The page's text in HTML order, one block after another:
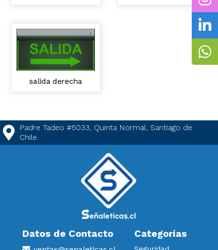
salida derecha
Padre Tadeo #5033, Quinta Normal, Santiago de
Chile.
Datos de Contacto Categorías